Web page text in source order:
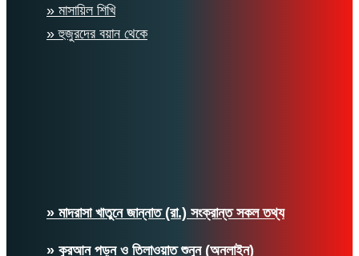
» মাসায়িল শিখি
» হুজুরদের বয়ান থেকে
» মাদরাসা খাতুনে জান্নাত (রা.) সংক্রান্ত সকল তথ্য
» কুরআন পড়ুন ও তিলাওয়াত শুনুন (অনলাইন)